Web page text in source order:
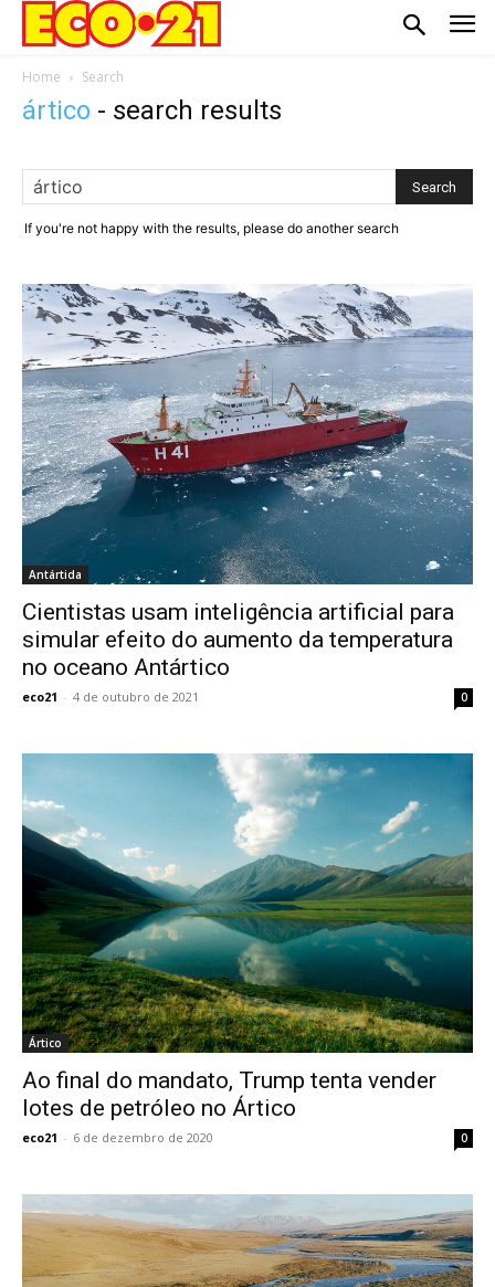
Home Search
ártico - search results
If you're not happy with the results, please do another search
Antártida
Cientistas usam inteligência artificial para
simular efeito do aumento da temperatura
no oceano Antártico
eco21 - 4 de outubro de 2021 0
Ártico
Ao final do mandato, Trump tenta vender
lotes de petróleo no Ártico
eco21 - 6 de dezembro de 2020 0